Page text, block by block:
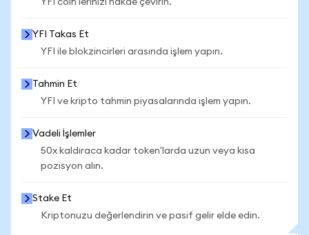
YFI coin'lerinizi nakde çevirin.
YFI Takas Et
YFI ile blokzincirleri arasında işlem yapın.
Tahmin Et
YFI ve kripto tahmin piyasalarında işlem yapın.
Vadeli İşlemler
50x kaldıraca kadar token'larda uzun veya kısa
pozisyon alın.
Stake Et
Kriptonuzu değerlendirin ve pasif gelir elde edin.